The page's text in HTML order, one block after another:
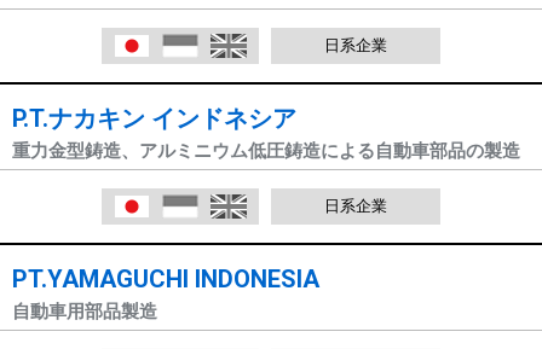
日本語 Indonesia 日系企業
P.T.ナカキン インドネシア
重力金型鋳造、アルミニウム低圧鋳造による自動車部品の製造
日本語 Indonesia 日系企業
PT.YAMAGUCHI INDONESIA
自動車用部品製造